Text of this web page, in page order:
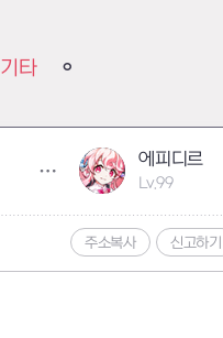
기타
에피디르
Lv.99
주소복사 신고하기